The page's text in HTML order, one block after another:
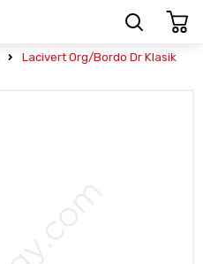
Lacivert Org/Bordo Dr Klasik